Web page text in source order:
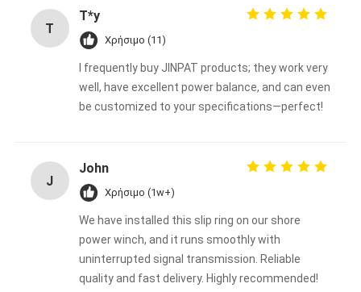
T
T*y
Χρήσιμο (11)
I frequently buy JINPAT products; they work very
well, have excellent power balance, and can even
be customized to your specifications—perfect!
J
John
Χρήσιμο (1w+)
We have installed this slip ring on our shore
power winch, and it runs smoothly with
uninterrupted signal transmission. Reliable
quality and fast delivery. Highly recommended!